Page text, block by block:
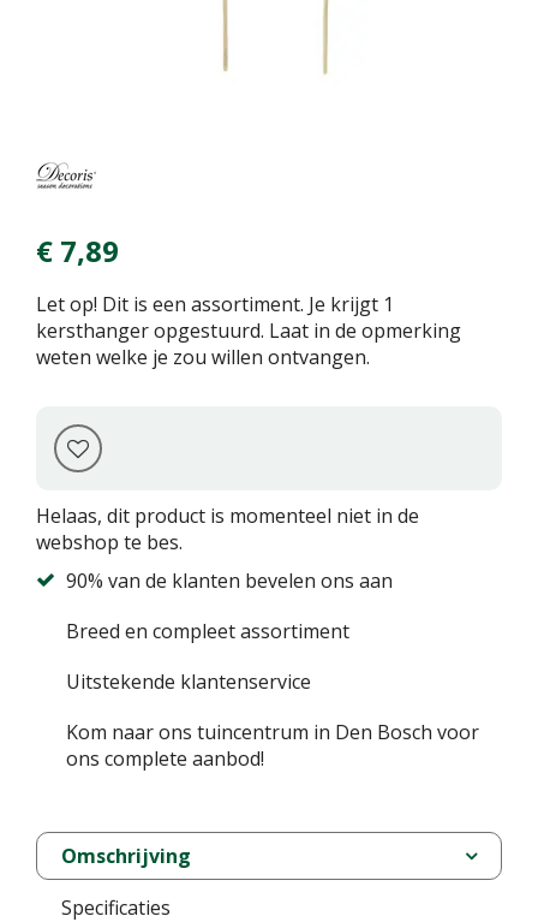
€ 7,89
Let op! Dit is een assortiment. Je krijgt 1
kersthanger opgestuurd. Laat in de opmerking
weten welke je zou willen ontvangen.
Helaas, dit product is momenteel niet in de
webshop te bes.
90% van de klanten bevelen ons aan
Breed en compleet assortiment
Uitstekende klantenservice
Kom naar ons tuincentrum in Den Bosch voor
ons complete aanbod!
Omschrijving
Specificaties